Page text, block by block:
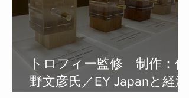
トロフィー監修 制作：佐
野文彦氏／EY Japanと経済